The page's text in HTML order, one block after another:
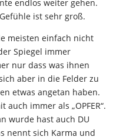
endlos weiter gehen.
ist sehr groß.
meisten einfach nicht
Spiegel immer
nur dass was ihnen
aber in die Felder zu
etwas angetan haben.
immer als „OPFER“.
wurde hast auch DU
nennt sich Karma und